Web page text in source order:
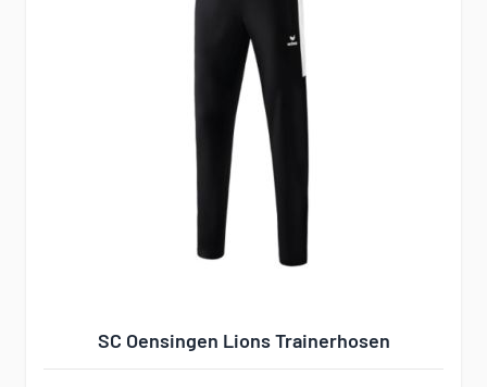
SC Oensingen Lions Trainerhosen